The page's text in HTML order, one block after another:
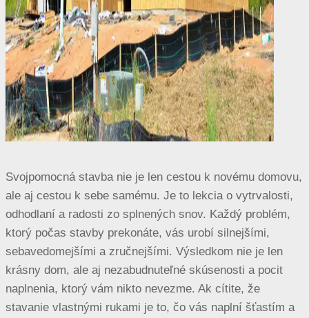
Svojpomocná stavba nie je len cestou k novému domovu,
ale aj cestou k sebe samému. Je to lekcia o vytrvalosti,
odhodlaní a radosti zo splnených snov. Každý problém,
ktorý počas stavby prekonáte, vás urobí silnejšími,
sebavedomejšími a zručnejšími. Výsledkom nie je len
krásny dom, ale aj nezabudnuteľné skúsenosti a pocit
naplnenia, ktorý vám nikto nevezme. Ak cítite, že
stavanie vlastnými rukami je to, čo vás naplní šťastím a